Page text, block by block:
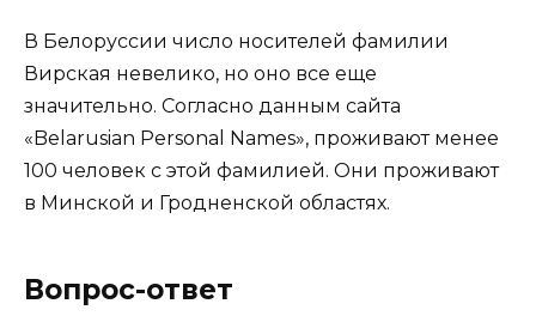
В Белоруссии число носителей фамилии
Вирская невелико, но оно все еще
значительно. Согласно данным сайта
«Belarusian Personal Names», проживают менее
100 человек с этой фамилией. Они проживают
в Минской и Гродненской областях.
Вопрос-ответ